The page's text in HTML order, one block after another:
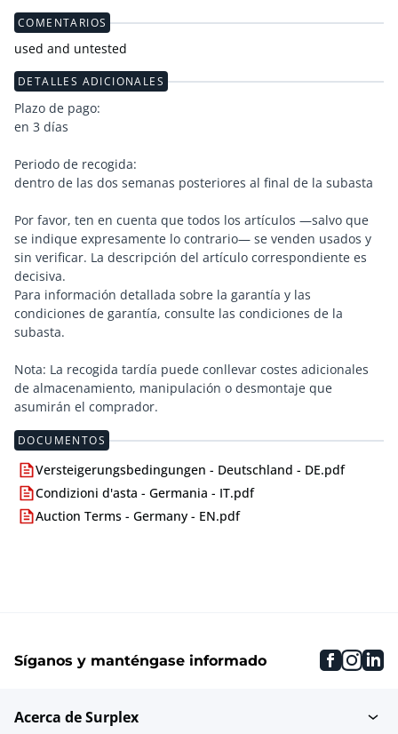
COMENTARIOS
used and untested
DETALLES ADICIONALES
Plazo de pago:
en 3 días
Periodo de recogida:
dentro de las dos semanas posteriores al final de la subasta
Por favor, ten en cuenta que todos los artículos —salvo que
se indique expresamente lo contrario— se venden usados y
sin verificar. La descripción del artículo correspondiente es
decisiva.
Para información detallada sobre la garantía y las
condiciones de garantía, consulte las condiciones de la
subasta.
Nota: La recogida tardía puede conllevar costes adicionales
de almacenamiento, manipulación o desmontaje que
asumirán el comprador.
DOCUMENTOS
Versteigerungsbedingungen - Deutschland - DE.pdf
Condizioni d'asta - Germania - IT.pdf
Auction Terms - Germany - EN.pdf
Síganos y manténgase informado
Acerca de Surplex